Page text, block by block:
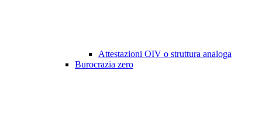
Attestazioni OIV o struttura analoga
Burocrazia zero